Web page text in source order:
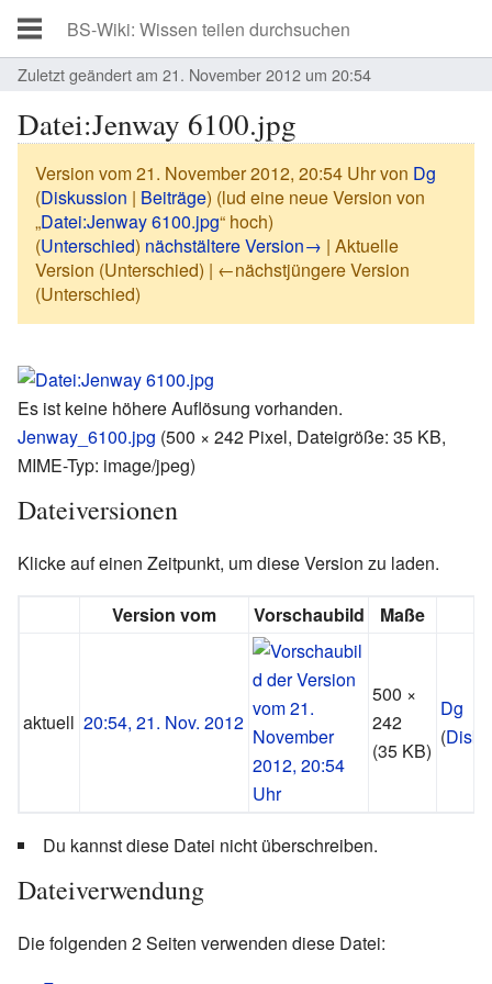
Zuletzt geändert am 21. November 2012 um 20:54
Datei:Jenway 6100.jpg
Version vom 21. November 2012, 20:54 Uhr von Dg
(Diskussion | Beiträge) (lud eine neue Version von
„Datei:Jenway 6100.jpg“ hoch)
(Unterschied) nächstältere Version→ | Aktuelle
Version (Unterschied) | ←nächstjüngere Version
(Unterschied)
Es ist keine höhere Auflösung vorhanden.
Jenway_6100.jpg (500 × 242 Pixel, Dateigröße: 35 KB,
MIME-Typ: image/jpeg)
Dateiversionen
Klicke auf einen Zeitpunkt, um diese Version zu laden.
Version vom Vorschaubild Maße
aktuell 20:54, 21. Nov. 2012
500 ×
242
(35 KB)
Dg
(
Du kannst diese Datei nicht überschreiben.
Dateiverwendung
Die folgenden 2 Seiten verwenden diese Datei: